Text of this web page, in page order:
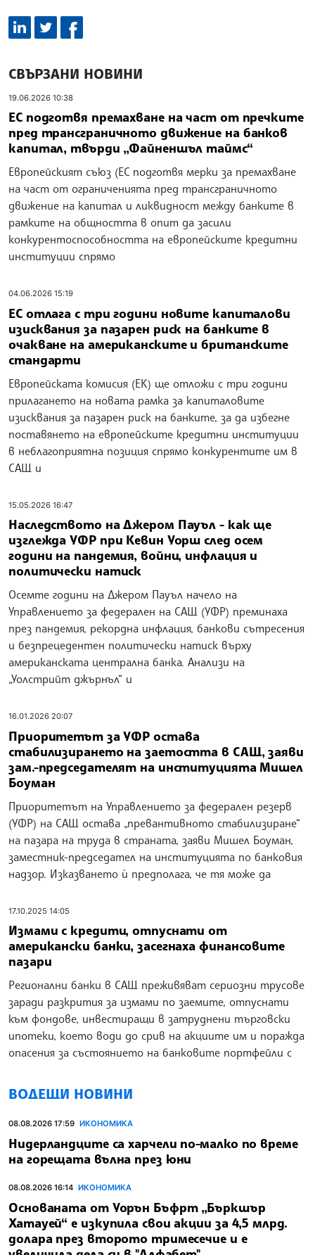
СВЪРЗАНИ НОВИНИ
19.06.2026 10:38
ЕС подготвя премахване на част от пречките
пред трансграничното движение на банков
капитал, твърди „Файненшъл таймс“
Европейският съюз (ЕС подготвя мерки за премахване
на част от ограниченията пред трансграничното
движение на капитал и ликвидност между банките в
рамките на общността в опит да засили
конкурентоспособността на европейските кредитни
институции спрямо
04.06.2026 15:19
ЕС отлага с три години новите капиталови
изисквания за пазарен риск на банките в
очакване на американските и британските
стандарти
Европейската комисия (ЕК) ще отложи с три години
прилагането на новата рамка за капиталовите
изисквания за пазарен риск на банките, за да избегне
поставянето на европейските кредитни институции
в неблагоприятна позиция спрямо конкурентите им в
САЩ и
15.05.2026 16:47
Наследството на Джером Пауъл - как ще
изглежда УФР при Кевин Уорш след осем
години на пандемия, войни, инфлация и
политически натиск
Осемте години на Джером Пауъл начело на
Управлението за федерален на САЩ (УФР) преминаха
през пандемия, рекордна инфлация, банкови сътресения
и безпрецедентен политически натиск върху
американската централна банка. Анализи на
„Уолстрийт джърнъл“ и
16.01.2026 20:07
Приоритетът за УФР остава
стабилизирането на заетостта в САЩ, заяви
зам.-председателят на институцията Мишел
Боуман
Приоритетът на Управлението за федерален резерв
(УФР) на САЩ остава „превантивното стабилизиране“
на пазара на труда в страната, заяви Мишел Боуман,
заместник-председател на институцията по банковия
надзор. Изказването ѝ предполага, че тя може да
17.10.2025 14:05
Измами с кредити, отпуснати от
американски банки, засегнаха финансовите
пазари
Регионални банки в САЩ преживяват сериозни трусове
заради разкрития за измами по заемите, отпуснати
към фондове, инвестиращи в затруднени търговски
ипотеки, което води до срив на акциите им и поражда
опасения за състоянието на банковите портфейли с
ВОДЕЩИ НОВИНИ
08.08.2026 17:59 ИКОНОМИКА
Нидерландците са харчели по-малко по време
на горещата вълна през юни
08.08.2026 16:14 ИКОНОМИКА
Основаната от Уорън Бъфрт „Бъркшър
Хатауей“ е изкупила свои акции за 4,5 млрд.
долара през второто тримесечие и е